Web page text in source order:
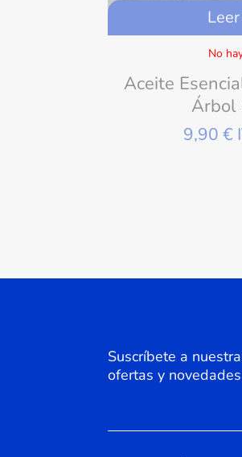
No
Aceite
Árbol
9,90€
Suscríbete a
ofertas y